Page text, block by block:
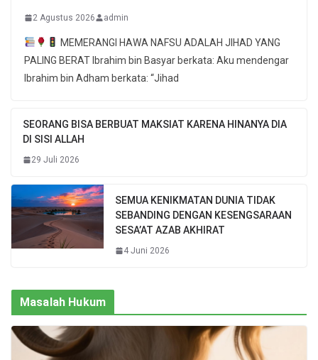
2 Agustus 2026 admin
MEMERANGI HAWA NAFSU ADALAH JIHAD YANG
PALING BERAT Ibrahim bin Basyar berkata: Aku mendengar
Ibrahim bin Adham berkata: “Jihad
SEORANG BISA BERBUAT MAKSIAT KARENA HINANYA DIA
DI SISI ALLAH
29 Juli 2026
SEMUA KENIKMATAN DUNIA TIDAK
SEBANDING DENGAN KESENGSARAAN
SESA’AT AZAB AKHIRAT
4 Juni 2026
Masalah Hukum